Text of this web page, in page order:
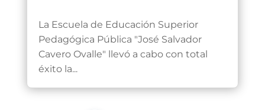
La Escuela de Educación Superior
Pedagógica Pública "José Salvador
Cavero Ovalle" llevó a cabo con total
éxito la...